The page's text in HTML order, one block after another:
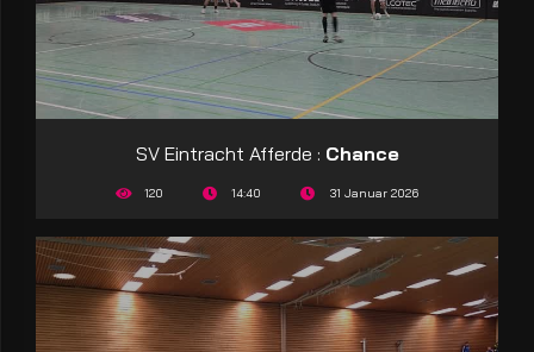
SV Eintracht Afferde : Chance
120 14:40 31 Januar 2026